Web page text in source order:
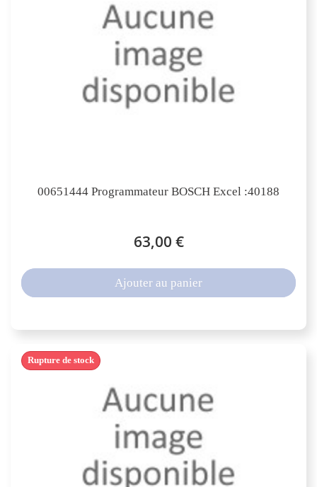
00651444 Programmateur BOSCH Excel :40188
63,00 €
Ajouter au panier
Rupture de stock